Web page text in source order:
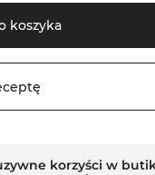
koszyka
korzyści w